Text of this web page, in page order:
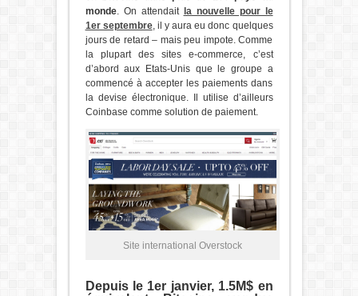
monde. On attendait la nouvelle pour le
1er septembre, il y aura eu donc quelques
jours de retard – mais peu impote. Comme
la plupart des sites e-commerce, c’est
d’abord aux Etats-Unis que le groupe a
commencé à accepter les paiements dans
la devise électronique. Il utilise d’ailleurs
Coinbase comme solution de paiement.
Site international Overstock
Depuis le 1er janvier, 1.5M$ en